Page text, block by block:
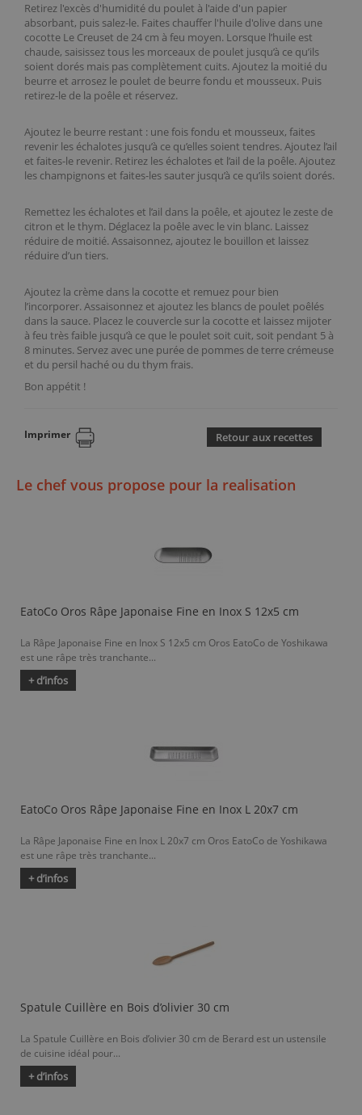
Retirez l'excès d'humidité du poulet à l'aide d'un papier
absorbant, puis salez-le. Faites chauffer l'huile d'olive dans une
cocotte Le Creuset de 24 cm à feu moyen. Lorsque l’huile est
chaude, saisissez tous les morceaux de poulet jusqu’à ce qu’ils
soient dorés mais pas complètement cuits. Ajoutez la moitié du
beurre et arrosez le poulet de beurre fondu et mousseux. Puis
retirez-le de la poêle et réservez.
Ajoutez le beurre restant : une fois fondu et mousseux, faites
revenir les échalotes jusqu’à ce qu’elles soient tendres. Ajoutez l’ail
et faites-le revenir. Retirez les échalotes et l’ail de la poêle. Ajoutez
les champignons et faites-les sauter jusqu’à ce qu’ils soient dorés.
Remettez les échalotes et l’ail dans la poêle, et ajoutez le zeste de
citron et le thym. Déglacez la poêle avec le vin blanc. Laissez
réduire de moitié. Assaisonnez, ajoutez le bouillon et laissez
réduire d’un tiers.
Ajoutez la crème dans la cocotte et remuez pour bien
l’incorporer. Assaisonnez et ajoutez les blancs de poulet poêlés
dans la sauce. Placez le couvercle sur la cocotte et laissez mijoter
à feu très faible jusqu’à ce que le poulet soit cuit, soit pendant 5 à
8 minutes. Servez avec une purée de pommes de terre crémeuse
et du persil haché ou du thym frais.
Bon appétit !
Imprimer Retour aux recettes
Le chef vous propose pour la realisation
EatoCo Oros Râpe Japonaise Fine en Inox S 12x5 cm
La Râpe Japonaise Fine en Inox S 12x5 cm Oros EatoCo de Yoshikawa
est une râpe très tranchante...
+ d’infos
EatoCo Oros Râpe Japonaise Fine en Inox L 20x7 cm
La Râpe Japonaise Fine en Inox L 20x7 cm Oros EatoCo de Yoshikawa
est une râpe très tranchante...
+ d’infos
Spatule Cuillère en Bois d’olivier 30 cm
La Spatule Cuillère en Bois d’olivier 30 cm de Berard est un ustensile
de cuisine idéal pour...
+ d’infos